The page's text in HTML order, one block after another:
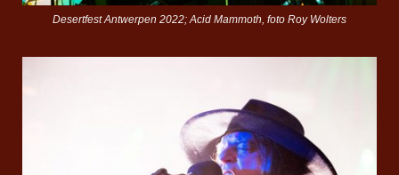
Desertfest Antwerpen 2022; Acid Mammoth, foto Roy Wolters